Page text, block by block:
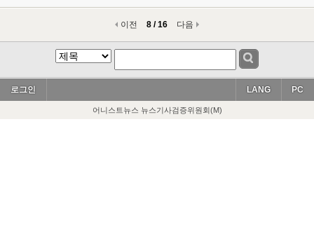
이전 8 / 16 다음
로그인 PC
LANG
어니스트뉴스 뉴스기사검증위원회(M)